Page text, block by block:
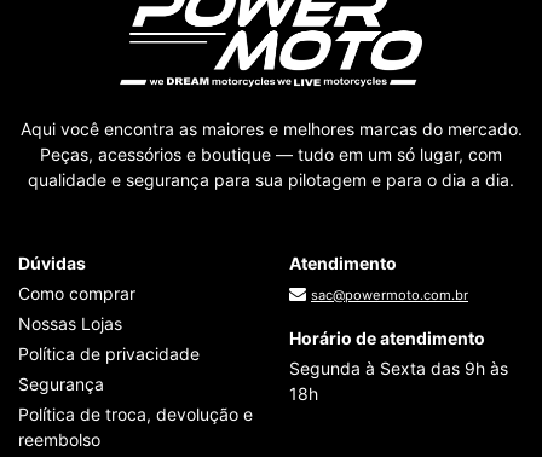
Aqui você encontra as maiores e melhores marcas do mercado.
Peças, acessórios e boutique — tudo em um só lugar, com
qualidade e segurança para sua pilotagem e para o dia a dia.
Dúvidas
Como comprar
Nossas Lojas
Política de privacidade
Segurança
Política de troca, devolução e
reembolso
Atendimento
sac@powermoto.com.br
Horário de atendimento
Segunda à Sexta das 9h às
18h